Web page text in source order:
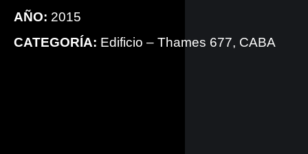
AÑO: 2015
CATEGORÍA: Edificio – Thames 677, CABA